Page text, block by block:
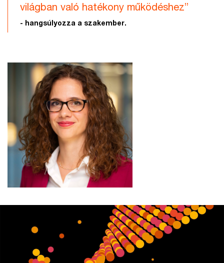
világban való hatékony működéshez”
- hangsúlyozza a szakember.